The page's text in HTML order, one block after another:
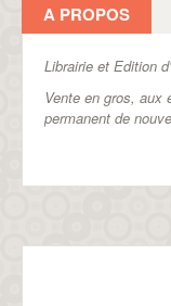
A PROPOS
Librairie et Edition
Vente en gros,
permanent de